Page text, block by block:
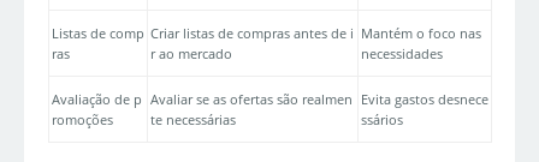
Listas de comp
ras
Criar listas de compras antes de i
r ao mercado
Mantém o foco nas
necessidades
Avaliação de p
romoções
Avaliar se as ofertas são realmen
te necessárias
Evita gastos desnece
ssários